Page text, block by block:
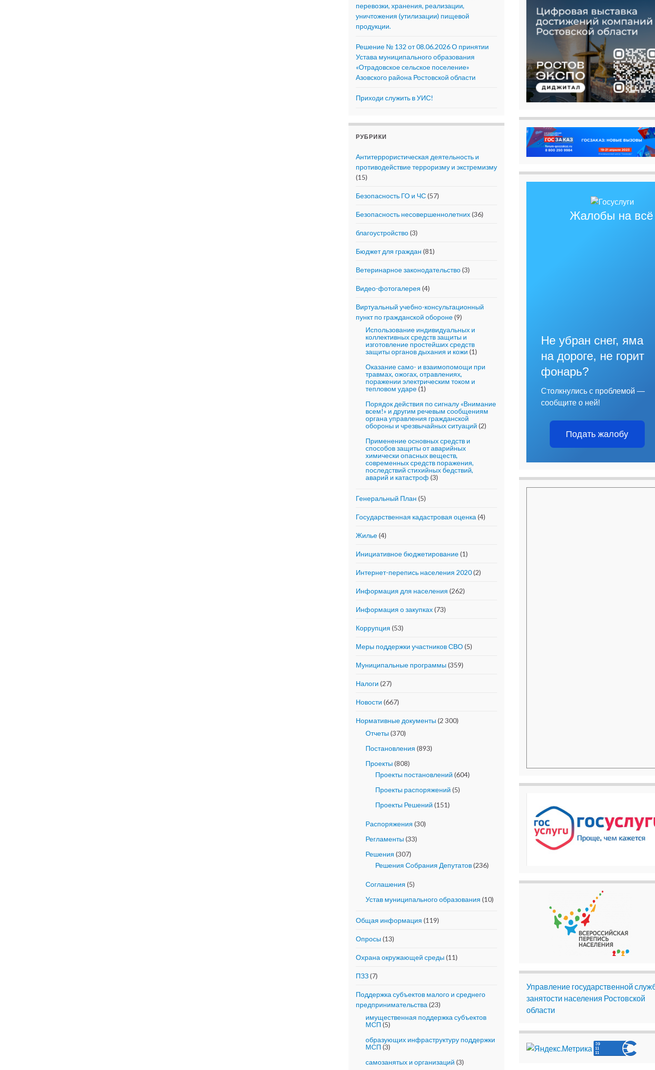
перевозки, хранения, реализации,
уничтожения (утилизации) пищевой
продукции.
Решение № 132 от 08.06.2026 О принятии
Устава муниципального образования
«Отрадовское сельское поселение»
Азовского района Ростовской области
Приходи служить в УИС!
РУБРИКИ
Антитеррористическая деятельность и
противодействие терроризму и экстремизму
(15)
Безопасность ГО и ЧС(57)
Безопасность несовершеннолетних(36)
благоустройство(3)
Бюджет для граждан (81)
Ветеринарное законодательство(3)
Видео-фотогалерея (4)
Виртуальный учебно-консультационный
пункт по гражданской обороне(9)
Использование индивидуальных и
коллективных средств защиты и
изготовление простейших средств
защиты органов дыхания и кожи (1)
Оказание само- и взаимопомощи при
травмах, ожогах, отравлениях,
поражении электрическим током и
тепловом ударе(1)
Порядок действия по сигналу «Внимание
всем!» и другим речевым сообщениям
органа управления гражданской
обороны и чрезвычайных ситуаций (2)
Применение основных средств и
способов защиты от аварийных
химически опасных веществ,
современных средств поражения,
последствий стихийных бедствий,
аварий и катастроф (3)
Генеральный План (5)
Государственная кадастровая оценка (4)
Жилье(4)
Инициативное бюджетирование(1)
Интернет-перепись населения 2020(2)
Информация для населения (262)
Информация о закупках(73)
Коррупция (53)
Меры поддержки участников СВО(5)
Муниципальные программы(359)
Налоги (27)
Новости (667)
Нормативные документы(2 300)
Отчеты(370)
Постановления (893)
Проекты(808)
Проекты постановлений (604)
Проекты распоряжений (5)
Проекты Решений (151)
Распоряжения (30)
Регламенты(33)
Решения (307)
Решения Собрания Депутатов(236)
Соглашения (5)
Устав муниципального образования (10)
Общая информация (119)
Опросы(13)
Охрана окружающей среды(11)
ПЗЗ(7)
Поддержка субъектов малого и среднего
предпринимательства (23)
имущественная поддержка субъектов
МСП (5)
образующих инфраструктуру поддержки
МСП (3)
самозанятых и организаций (3)
Жалобы на всё
Не убран снег, яма
на дороге, не горит
фонарь?
Столкнулись с проблемой —
сообщите о ней!
Подать жалобу
Управление государственной
занятости населения Ростовской
области